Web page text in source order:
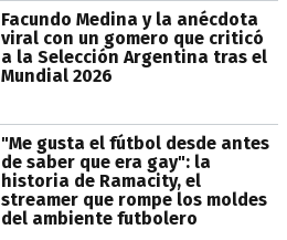
Facundo Medina y la anécdota
viral con un gomero que criticó
a la Selección Argentina tras el
Mundial 2026
"Me gusta el fútbol desde antes
de saber que era gay": la
historia de Ramacity, el
streamer que rompe los moldes
del ambiente futbolero